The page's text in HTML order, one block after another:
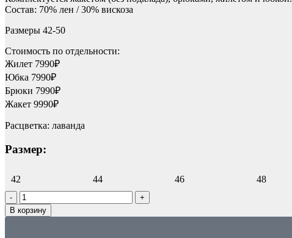
Состав: 70% лен / 30% вискоза
Размеры 42-50
Стоимость по отдельности:
Жилет 7990₽
Юбка 7990₽
Брюки 7990₽
Жакет 9990₽
Расцветка: лаванда
Размер:
42 44 46 48
В корзину